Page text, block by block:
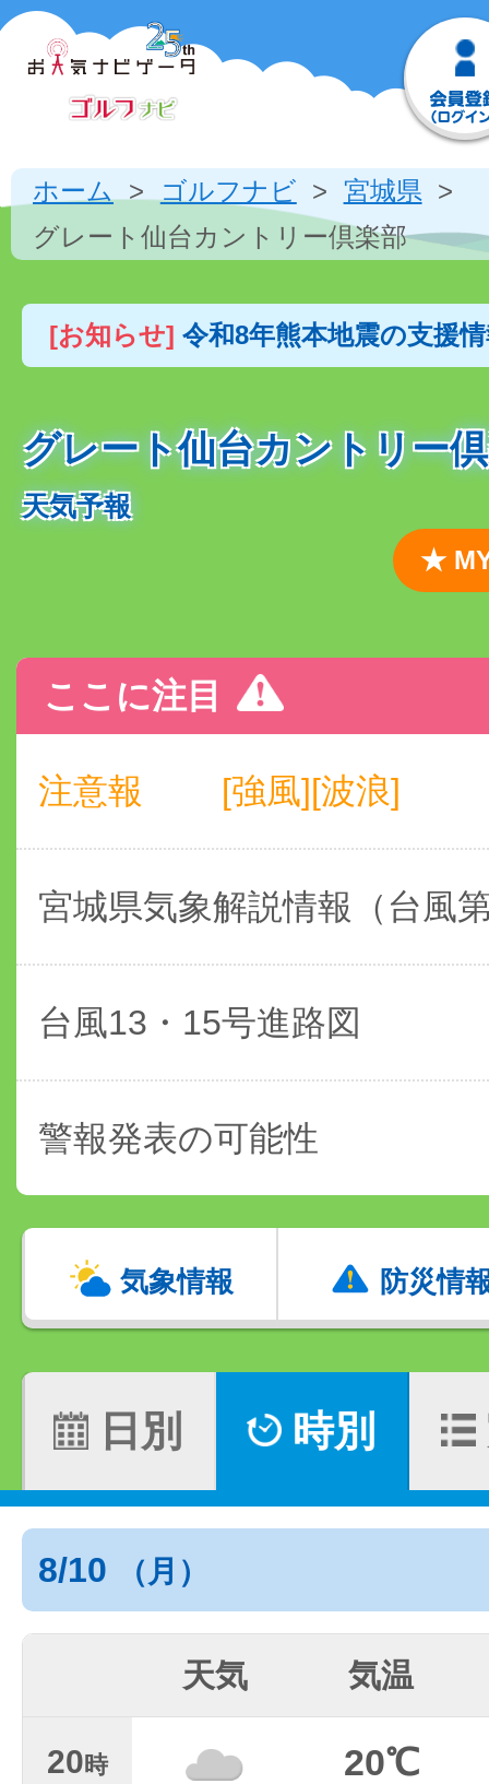
ホーム ゴルフナビ
宮城県
グレート仙台カントリー倶楽部
[お知らせ] 令和8年熊本地震の支援
グレート仙台カントリー
天気予報
★
ここに注目
注意報 [強風][波浪]
宮城県気象解説情報（台風
台風13・15号進路図
警報発表の可能性
気象情報 防災情
日別 時別
8/10 （月）
天気 気温
20時 20℃